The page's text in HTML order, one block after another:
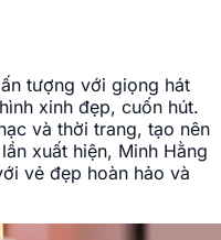
tượng với giọng hát
xinh đẹp, cuốn hút.
và thời trang, tạo nên
xuất hiện, Minh Hằng
vẻ đẹp hoàn hảo và